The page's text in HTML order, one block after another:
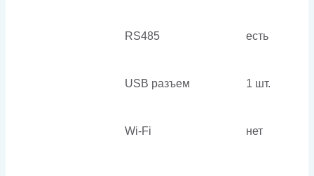
RS485 есть
USB разъем 1 шт.
Wi-Fi нет